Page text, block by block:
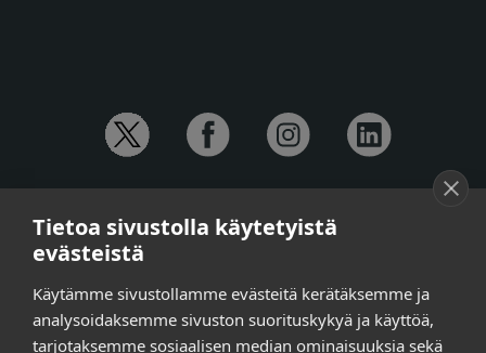
Anna-Mari Jaanu, kehittämispäällikkö,
puh. +358 50 572 4620
Henna Honkalo,
viestintäpäällikkö,
puh. +358 50 479 6618
Ilari Raiski, viestintä- ja tapahtumakoordinaattori,
Tietoa sivustolla käytetyistä
evästeistä
Käytämme sivustollamme evästeitä kerätäksemme ja
analysoidaksemme sivuston suorituskykyä ja käyttöä,
tarjotaksemme sosiaalisen median ominaisuuksia sekä